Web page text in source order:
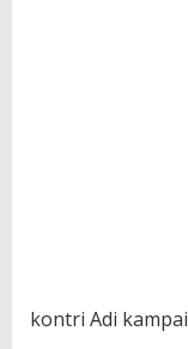
kontri Adi kampai